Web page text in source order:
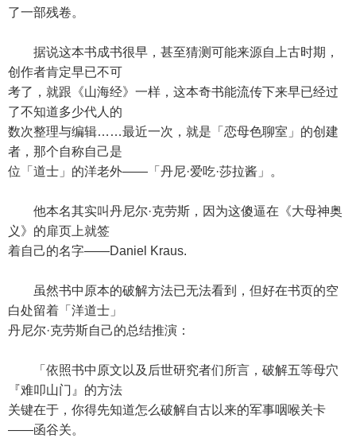
了一部残卷。
据说这本书成书很早，甚至猜测可能来源自上古时期，
创作者肯定早已不可
考了，就跟《山海经》一样，这本奇书能流传下来早已经过
了不知道多少代人的
数次整理与编辑……最近一次，就是「恋母色聊室」的创建
者，那个自称自己是
位「道士」的洋老外——「丹尼·爱吃·莎拉酱」。
他本名其实叫丹尼尔·克劳斯，因为这傻逼在《大母神奥
义》的扉页上就签
着自己的名字——Daniel Kraus.
虽然书中原本的破解方法已无法看到，但好在书页的空
白处留着「洋道士」
丹尼尔·克劳斯自己的总结推演：
「依照书中原文以及后世研究者们所言，破解五等母穴
『难叩山门』的方法
关键在于，你得先知道怎么破解自古以来的军事咽喉关卡
——函谷关。